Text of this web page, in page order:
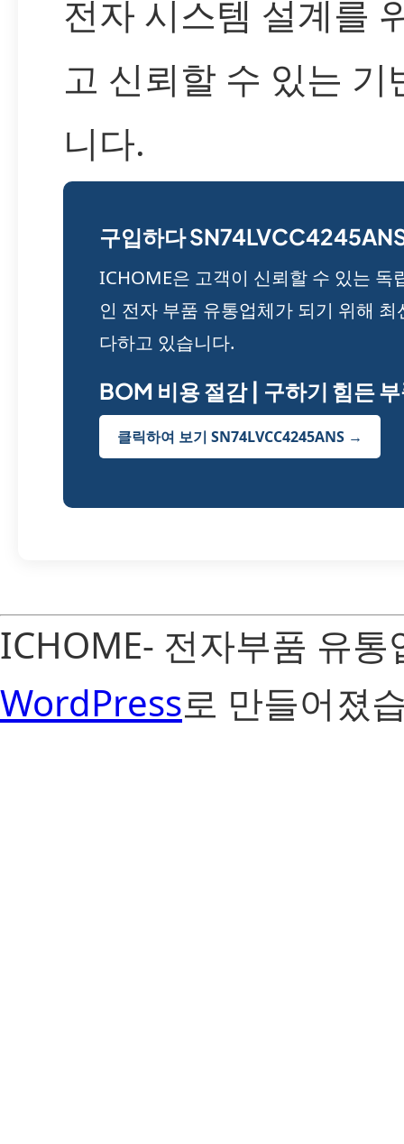
전자 시스템 설계를
고 신뢰할 수 있는 기
니다.
구입하다
ICHOME은 고객이 신뢰할 수 있는 독
인 전자 부품 유통업체가 되기 위해 최
다하고 있습니다.
BOM 비용 절감 | 구하기 힘든
클릭하여 보기 SN74LVCC4245ANS →
ICHOME- 전자부품 유
WordPress로 만들어졌